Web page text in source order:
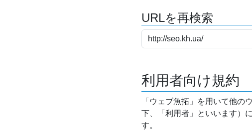
URLを再検索
利用者向け規約
「ウェブ魚拓」を用いて他の
下、「利用者」といいます）
す。